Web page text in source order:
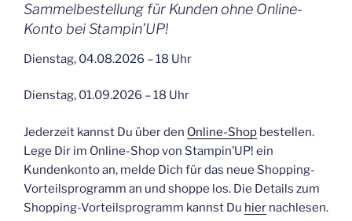
Sammelbestellung für Kunden ohne Online-
Konto bei Stampin’UP!
Dienstag, 04.08.2026 – 18 Uhr
Dienstag, 01.09.2026 – 18 Uhr
Jederzeit kannst Du über den Online-Shop bestellen.
Lege Dir im Online-Shop von Stampin’UP! ein
Kundenkonto an, melde Dich für das neue Shopping-
Vorteilsprogramm an und shoppe los. Die Details zum
Shopping-Vorteilsprogramm kannst Du hier nachlesen.